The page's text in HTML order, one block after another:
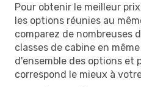
Pour obtenir le meilleur
les options réunies au
comparez de nombreuses
classes de cabine en
d'ensemble des options et
correspond le mieux à